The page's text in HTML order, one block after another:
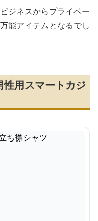
ジネスからプライベー
能アイテムとなるでし
用スマートカジ